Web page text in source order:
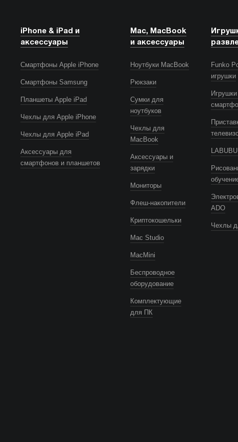
iPhone & iPad и
аксессуары
Смартфоны Apple iPhone
Смартфоны Samsung
Планшеты Apple iPad
Чехлы для Apple iPhone
Чехлы для Apple iPad
Аксессуары для
смартфонов и планшетов
Mac, MacBook
и аксессуары
Ноутбуки MacBook
Рюкзаки
Сумки для
ноутбуков
Чехлы для
MacBook
Аксессуары и
зарядки
Мониторы
Флеш-накопители
Криптокошельки
Mac Studio
MacMini
Беспроводное
оборудование
Комплектующие
для ПК
Funko
игрушки
ADO
Чехлы